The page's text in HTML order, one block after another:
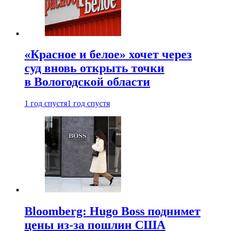
«Красное и белое» хочет через
суд вновь открыть точки
в Вологодской области
1 год спустя1 год спустя
Bloomberg: Hugo Boss поднимет
цены из-за пошлин США